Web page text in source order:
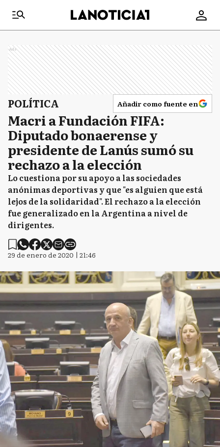
Ads
POLÍTICA Añadir como fuente en
Macri a Fundación FIFA:
Diputado bonaerense y
presidente de Lanús sumó su
rechazo a la elección
Lo cuestiona por su apoyo a las sociedades
anónimas deportivas y que "es alguien que está
lejos de la solidaridad". El rechazo a la elección
fue generalizado en la Argentina a nivel de
dirigentes.
29 de enero de 2020 | 21:46